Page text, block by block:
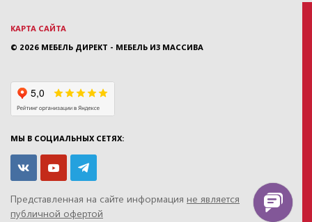
КАРТА САЙТА
© 2026 МЕБЕЛЬ ДИРЕКТ - МЕБЕЛЬ ИЗ МАССИВА
МЫ В СОЦИАЛЬНЫХ СЕТЯХ:
Представленная на сайте информация не является
публичной офертой